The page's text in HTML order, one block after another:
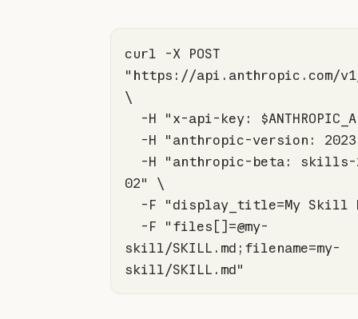
"https://api.anthropic.com/
  -H
"x-api-key:
  -H
"anthropic-version:
  -H
"anthropic-beta: skills-
02"
  -F
"display_title=My Skill
  -F
"files[]=@my-
skill/SKILL.md;filename=my-
skill/SKILL.md"